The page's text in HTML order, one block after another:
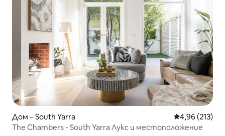
Дом – South Yarra Средна
4,96 (213)
The Chambers - South Yarra Лукс и местоположение